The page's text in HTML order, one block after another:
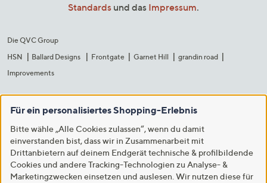
Standards und das Impressum.
Die QVC Group
HSN
Ballard Designs Frontgate Garnet Hill
grandin road
Improvements
Für ein personalisiertes Shopping-Erlebnis
Bitte wähle „Alle Cookies zulassen“, wenn du damit
einverstanden bist, dass wir in Zusammenarbeit mit
Drittanbietern auf deinem Endgerät technische & profilbildende
Cookies und andere Tracking-Technologien zu Analyse- &
Marketingzwecken einsetzen und auslesen. Wir nutzen diese für